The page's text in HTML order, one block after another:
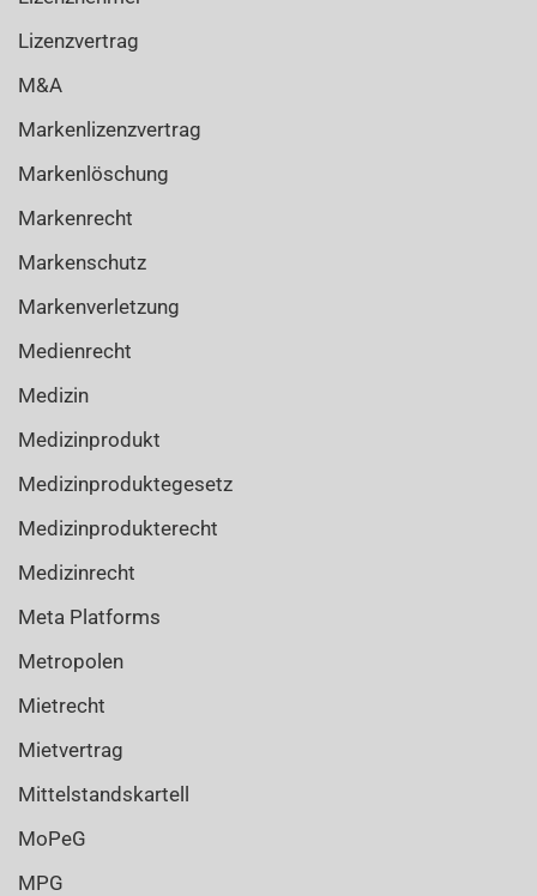
Lizenzvertrag
M&A
Markenlizenzvertrag
Markenlöschung
Markenrecht
Markenschutz
Markenverletzung
Medienrecht
Medizin
Medizinprodukt
Medizinproduktegesetz
Medizinprodukterecht
Medizinrecht
Meta Platforms
Metropolen
Mietrecht
Mietvertrag
Mittelstandskartell
MoPeG
MPG